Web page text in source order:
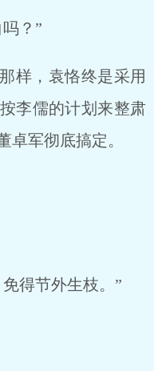
？”
样，袁恪终是采用
李儒的计划来整肃
卓军彻底搞定。
得节外生枝。”